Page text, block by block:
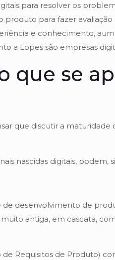
para resolver os
para fazer
e conhecimento,
a Lopes são empresas
se
que discutir a
nascidas digitais, podem,
desenvolvimento de
antiga, em cascata,
Requisitos de Produto)